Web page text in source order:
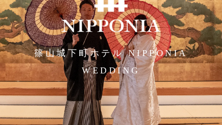
篠山城下町ホテル NIPPONIA
WEDDING